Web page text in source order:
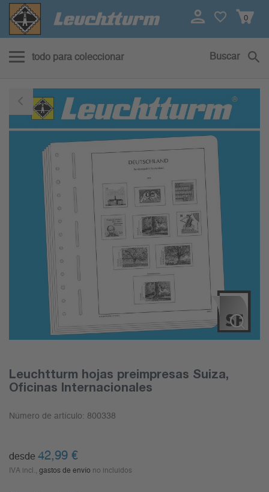
0
todo para coleccionar Buscar
Leuchtturm hojas preimpresas Suiza,
Oficinas Internacionales
Número de artículo: 800338
desde 42,99 €
IVA incl., gastos de envío no incluidos